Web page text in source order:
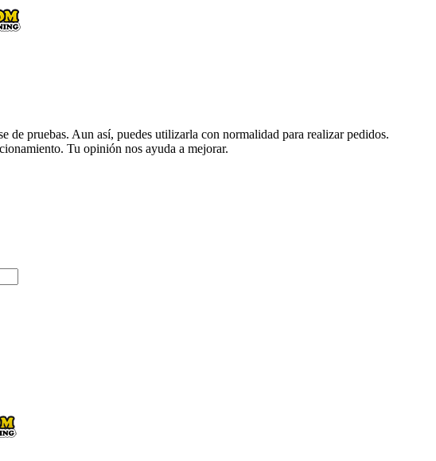
de pruebas. Aun así, puedes utilizarla con normalidad para realizar pedidos.
Tu opinión nos ayuda a mejorar.